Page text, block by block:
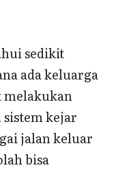
sedikit
ada keluarga
melakukan
sistem kejar
jalan keluar
bisa